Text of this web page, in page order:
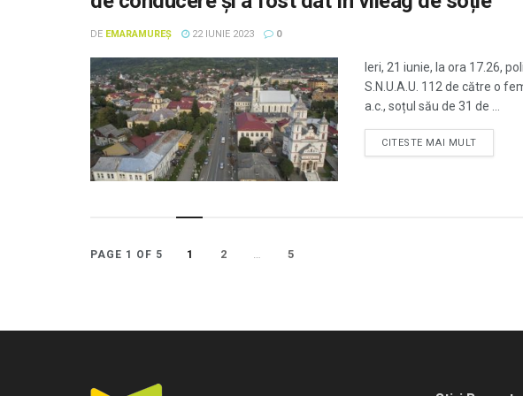
DE EMARAMUREȘ 22 IUNIE 2023 0
Ieri, 21 iunie, la ora 17.26,
S.N.U.A.U. 112 de către o
a.c., soțul său de 31 de ...
CITESTE MAI MULT
PAGE 1 OF 5 1 2 … 5